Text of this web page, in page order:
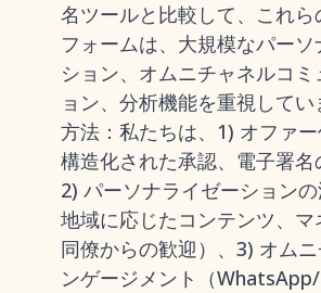
名ツールと比較して、これら
フォームは、大規模なパーソ
ション、オムニチャネルコミ
ョン、分析機能を重視して
方法：私たちは、1) オファー
構造化された承認、電子署名
2) パーソナライゼーション
地域に応じたコンテンツ、
同僚からの歓迎）、3) オム
ンゲージメント（